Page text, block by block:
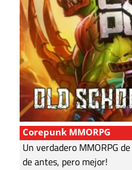
Corepunk MMORPG
Un verdadero MMORPG
de antes, pero mejor!